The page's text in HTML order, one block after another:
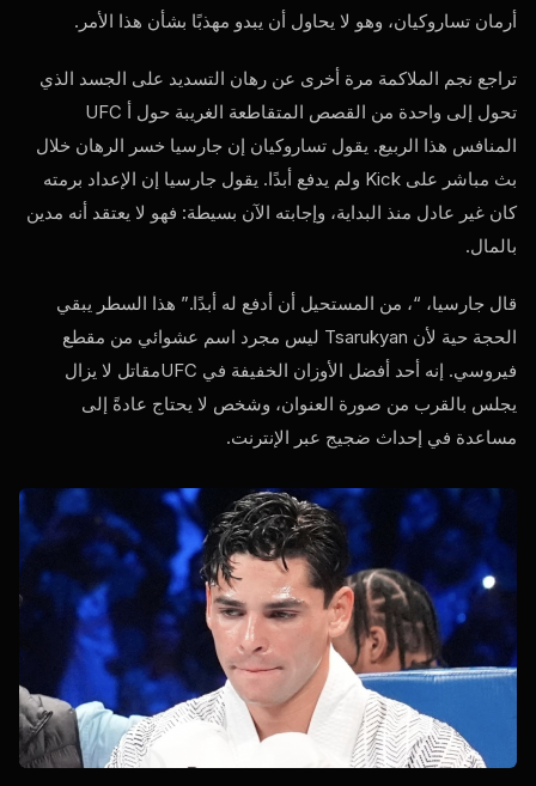
أرمان تساروكيان، وهو لا يحاول أن يبدو مهذبًا بشأن هذا الأمر.
تراجع نجم الملاكمة مرة أخرى عن رهان التسديد على الجسد الذي
تحول إلى واحدة من القصص المتقاطعة الغريبة حول أ UFC
المنافس هذا الربيع. يقول تساروكيان إن جارسيا خسر الرهان خلال
بث مباشر على Kick ولم يدفع أبدًا. يقول جارسيا إن الإعداد برمته
كان غير عادل منذ البداية، وإجابته الآن بسيطة: فهو لا يعتقد أنه مدين
بالمال.
قال جارسيا، “، من المستحيل أن أدفع له أبدًا.” هذا السطر يبقي
الحجة حية لأن Tsarukyan ليس مجرد اسم عشوائي من مقطع
فيروسي. إنه أحد أفضل الأوزان الخفيفة في UFCمقاتل لا يزال
يجلس بالقرب من صورة العنوان، وشخص لا يحتاج عادةً إلى
مساعدة في إحداث ضجيج عبر الإنترنت.